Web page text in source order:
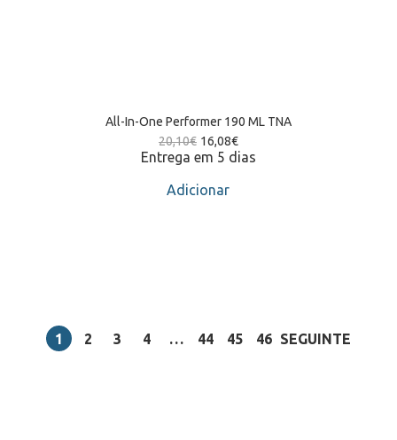
All-In-One Performer 190 ML TNA
20,10€ 16,08€
Entrega em 5 dias
Adicionar
1 2 3 4 … 44 45 46 SEGUINTE